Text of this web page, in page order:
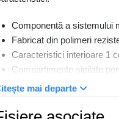
Componentă a sistemului
Fabricat din polimeri
Caracteristici interioare 1
Compartimente sigilate
Etanșare IP 65 împotriva
mai departe